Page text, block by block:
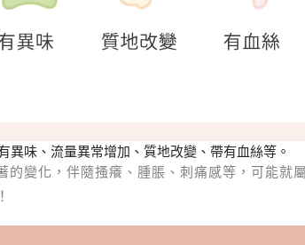
味、流量異常增加、質地改變、帶有血絲等。
變化，伴隨搔癢、腫脹、刺痛感等，可能就